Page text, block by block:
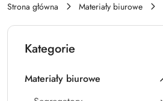
Strona główna Materiały biurowe
Kategorie
Materiały biurowe